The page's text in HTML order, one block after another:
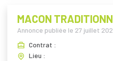
MACON
Annonce publiée le 27 juillet
Contrat :
Lieu :